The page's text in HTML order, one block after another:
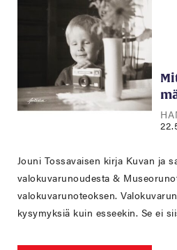
Jouni Tossavaisen kirja Kuvan ja
valokuvarunoudesta &
valokuvarunoteoksen.
kysymyksiä kuin esseekin. Se ei